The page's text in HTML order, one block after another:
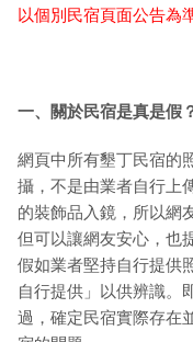
以個別民宿頁面公告為
一、關於民宿是真是假
網頁中所有墾丁民宿的
攝，不是由業者自行上
的裝飾品入鏡，所以網
但可以讓網友安心，也
假如業者堅持自行提供
自行提供」以供辨識。
過，確定民宿實際存在